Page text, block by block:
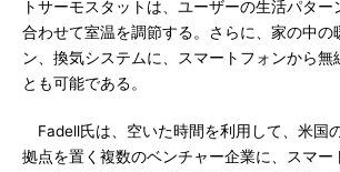
トサーモスタットは、ユーザーの生活パター
合わせて室温を調節する。さらに、家の中の
ン、換気システムに、スマートフォンから無
とも可能である。
Fadell氏は、空いた時間を利用して、米国
拠点を置く複数のベンチャー企業に、スマー